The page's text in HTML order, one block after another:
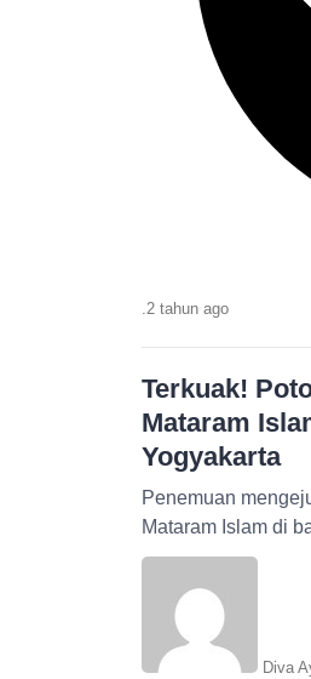
2 tahun ago
Terkuak!
Mataram
Yogyakarta
Penemuan
Mataram Islam di
Diva